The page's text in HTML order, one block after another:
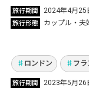
旅行期間 2024年4月25
旅行形態 カップル・夫
Vol.846
ロンドン&フ
ハにも出かけ
ロンドン フラ
旅行期間 2023年5月26